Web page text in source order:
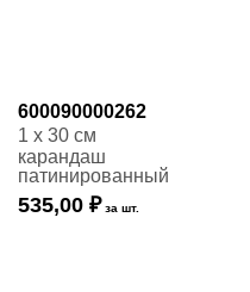
600090000262
1 x 30 см
карандаш
патинированный
535,00 ₽ за шт.